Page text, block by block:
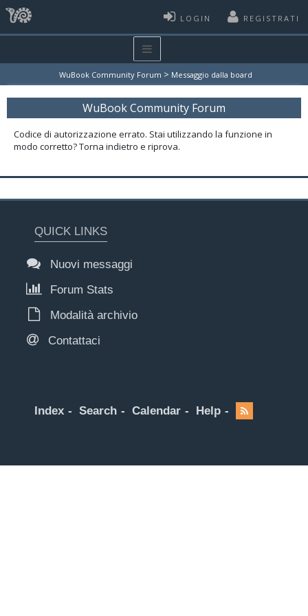
LOGIN REGISTRATI
WuBook Community Forum > Messaggio dalla board
WuBook Community Forum
Codice di autorizzazione errato. Stai utilizzando la funzione in
modo corretto? Torna indietro e riprova.
QUICK LINKS
Nuovi messaggi
Forum Stats
Modalità archivio
Contattaci
Index Search Calendar Help